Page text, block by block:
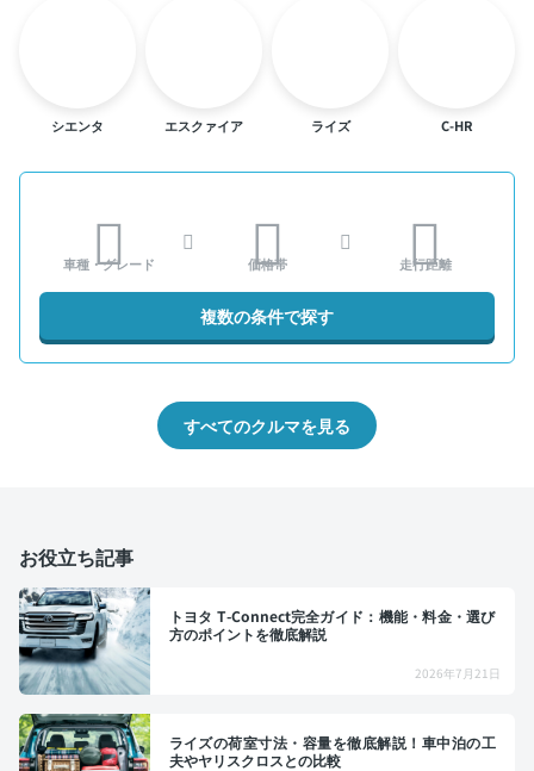
シエンタ エスクァイア ライズ C-HR
車種・グレード 価格帯 走行距離
複数の条件で探す
すべてのクルマを見る
お役立ち記事
トヨタ T-Connect完全ガイド：機能・料金・選び
方のポイントを徹底解説
2026年7月21日
ライズの荷室寸法・容量を徹底解説！車中泊の工
夫やヤリスクロスとの比較